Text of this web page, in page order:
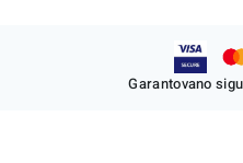
Garantovano